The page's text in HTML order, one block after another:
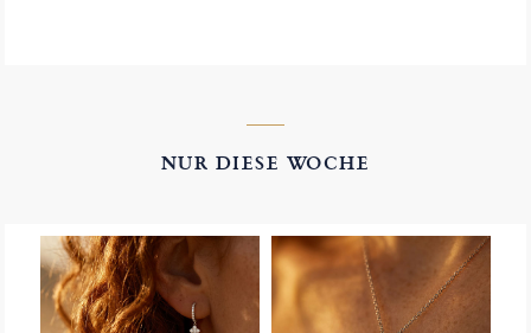
NUR DIESE WOCHE